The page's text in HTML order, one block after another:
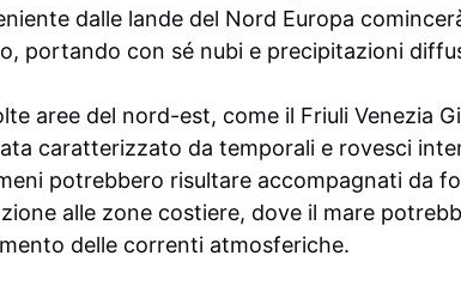
dalle lande del Nord Europa
portando con sé nubi e precipitazioni
aree del nord-est, come il Friuli Venezia
caratterizzato da temporali e rovesci
potrebbero risultare accompagnati da
alle zone costiere, dove il mare
delle correnti atmosferiche.